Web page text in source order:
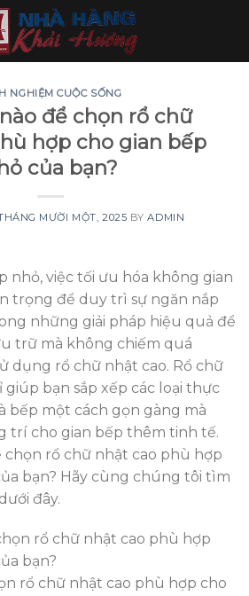
NGHIỆM CUỘC SỐNG
để chọn rổ chữ
hợp cho gian bếp
của bạn?
MƯỜI MỘT, 2025 BYADMIN
nhỏ, việc tối ưu hóa không gian
trọng để duy trì sự ngăn nắp
những giải pháp hiệu quả để
trữ mà không chiếm quá
dụng rổ chữ nhật cao. Rổ chữ
bạn sắp xếp các loại thực
bếp một cách gọn gàng mà
trí cho gian bếp thêm tinh tế.
chọn rổ chữ nhật cao phù hợp
bạn? Hãy cùng chúng tôi tìm
đây.
rổ chữ nhật cao phù hợp cho